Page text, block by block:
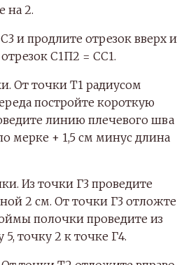
на 2.
и продлите отрезок вверх и
С1П2 = СС1.
От точки Т1 радиусом
постройте короткую
линию плечевого шва
мерке + 1,5 см минус длина
Из точки Г3 проведите
2 см. От точки Г3 отложте
полочки проведите из
точку 2 к точке Г4.